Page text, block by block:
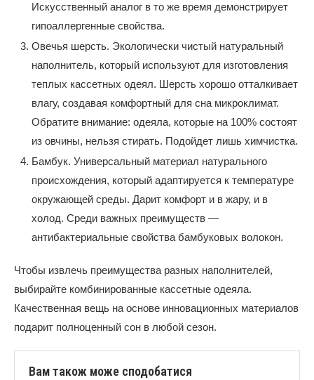
Искусственный аналог в то же время демонстрирует
гипоаллергенные свойства.
Овечья шерсть. Экологически чистый натуральный
наполнитель, который используют для изготовления
теплых кассетных одеял. Шерсть хорошо отталкивает
влагу, создавая комфортный для сна микроклимат.
Обратите внимание: одеяла, которые на 100% состоят
из овчины, нельзя стирать. Подойдет лишь химчистка.
Бамбук. Универсальный материал натурального
происхождения, который адаптируется к температуре
окружающей среды. Дарит комфорт и в жару, и в
холод. Среди важных преимуществ —
антибактериальные свойства бамбуковых волокон.
Чтобы извлечь преимущества разных наполнителей,
выбирайте комбинированные кассетные одеяла.
Качественная вещь на основе инновационных материалов
подарит полноценный сон в любой сезон.
Вам також може сподобатися